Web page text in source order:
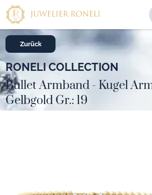
Zurück
RONELI COLLECTION
Bullet Armband - Kugel
Gelbgold Gr.: 19